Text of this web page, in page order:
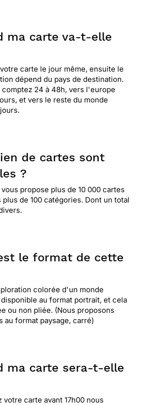
ma carte va-t-elle
carte le jour même, ensuite le
dépend du pays de destination.
comptez 24 à 48h, vers l'europe
et vers le reste du monde
de cartes sont
?
propose plus de 10 000 cartes
de 100 catégories. Dont un total
le format de cette
colorée d'un monde
au format portrait, et cela
ou non pliée. (Nous proposons
au format paysage, carré)
ma carte sera-t-elle
votre carte avant 17h00 nous